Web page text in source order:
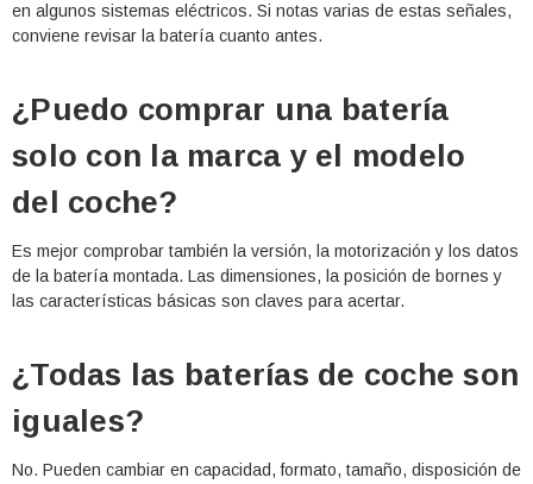
en algunos sistemas eléctricos. Si notas varias de estas señales,
conviene revisar la batería cuanto antes.
¿Puedo comprar una batería
solo con la marca y el modelo
del coche?
Es mejor comprobar también la versión, la motorización y los datos
de la batería montada. Las dimensiones, la posición de bornes y
las características básicas son claves para acertar.
¿Todas las baterías de coche son
iguales?
No. Pueden cambiar en capacidad, formato, tamaño, disposición de